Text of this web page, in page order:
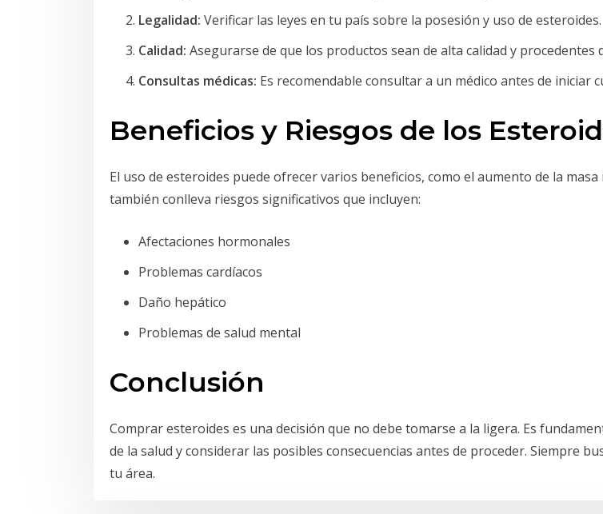
Legalidad: Verificar las leyes en tu país sobre la posesión y uso de esteroides.
Calidad: Asegurarse de que los productos sean de alta calidad y procedentes
Consultas médicas: Es recomendable consultar a un médico antes de iniciar
Beneficios y Riesgos de los
El uso de esteroides puede ofrecer varios beneficios, como el aumento de la
también conlleva riesgos significativos que incluyen:
Afectaciones hormonales
Problemas cardíacos
Daño hepático
Problemas de salud mental
Conclusión
Comprar esteroides es una decisión que no debe tomarse a la ligera. Es
de la salud y considerar las posibles consecuencias antes de proceder. Siempre
tu área.